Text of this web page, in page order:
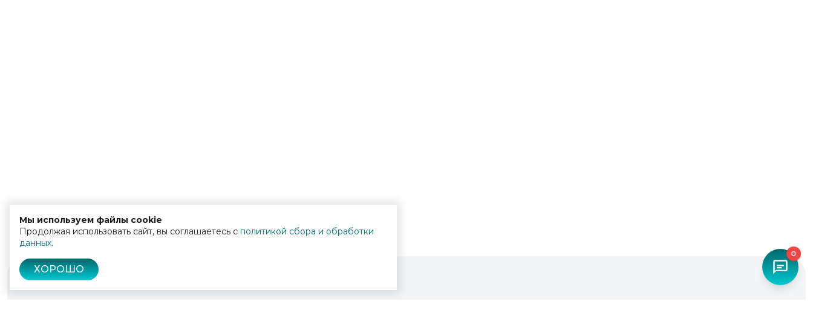
Мы используем файлы cookie
Продолжая использовать сайт, вы соглашаетесь с политикой сбора и обработки
данных.
ХОРОШО
0